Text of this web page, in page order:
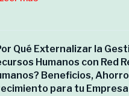
Qué Externalizar la
Humanos con Red
Beneficios,
para tu Empresa